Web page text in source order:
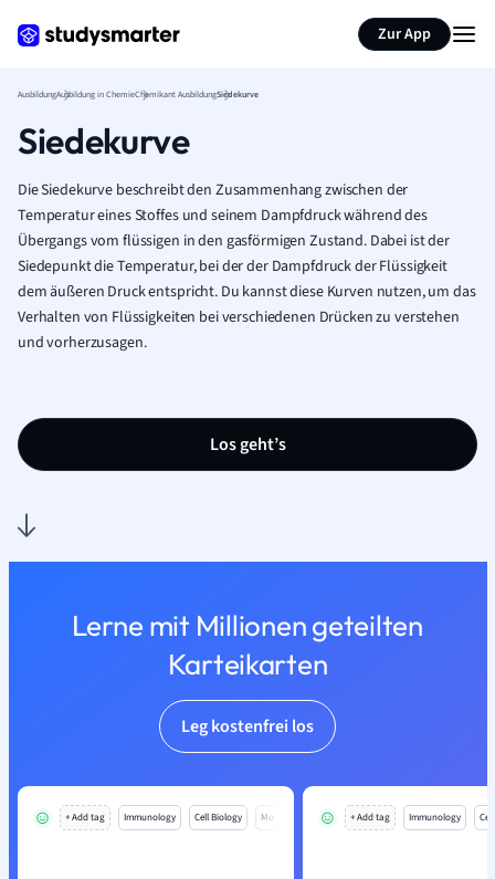
Zur App
AusbildungAusbildung in ChemieChemikant AusbildungSiedekurve
Siedekurve
Die Siedekurve beschreibt den Zusammenhang zwischen der
Temperatur eines Stoffes und seinem Dampfdruck während des
Übergangs vom flüssigen in den gasförmigen Zustand. Dabei ist der
Siedepunkt die Temperatur, bei der der Dampfdruck der Flüssigkeit
dem äußeren Druck entspricht. Du kannst diese Kurven nutzen, um das
Verhalten von Flüssigkeiten bei verschiedenen Drücken zu verstehen
und vorherzusagen.
Los geht’s
Lerne mit Millionen geteilten
Karteikarten
Leg kostenfrei los
+ Add tag Immunology Cell Biology Mo + Add tag Immunology